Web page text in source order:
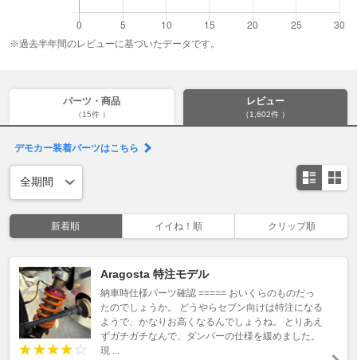
※過去半年間のレビューに基づいたデータです。
パーツ・商品
（15件 ）
レビュー
（1,602件 ）
デモカー装着パーツはこちら
新着順 イイね！順 クリップ順
Aragosta 特注モデル
納車時仕様パーツ確認 ===== おいくらのものだっ
たのでしょうか。 どうやらセブン向けは特注になる
ようで、かなりお高くなるんでしょうね。 とりあえ
ずガチガチなんで、ダンパーの仕様を緩めました。
現 ...